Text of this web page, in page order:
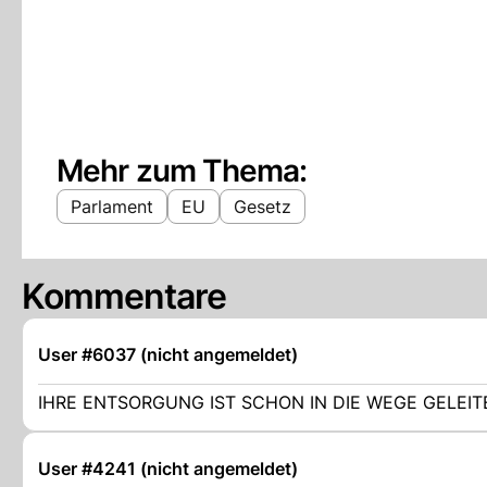
Mehr zum Thema:
Parlament EU Gesetz
Kommentare
User #6037 (nicht angemeldet)
IHRE ENTSORGUNG IST SCHON IN DIE WEGE
User #4241 (nicht angemeldet)